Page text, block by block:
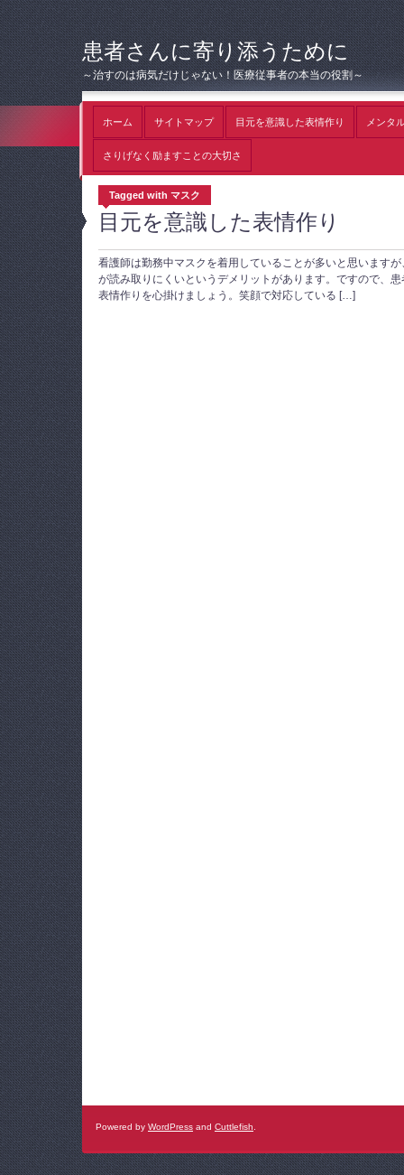
患者さんに寄り添うために
～治すのは病気だけじゃない！医療従事者の本当の役割～
ホーム サイトマップ 目元を意識した表情作り メンタ
さりげなく励ますことの大切さ
Tagged with マスク
目元を意識した表情作り
看護師は勤務中マスクを着用していることが多いと思います
が読み取りにくいというデメリットがあります。ですので、
表情作りを心掛けましょう。笑顔で対応している […]
Powered by WordPress and Cuttlefish